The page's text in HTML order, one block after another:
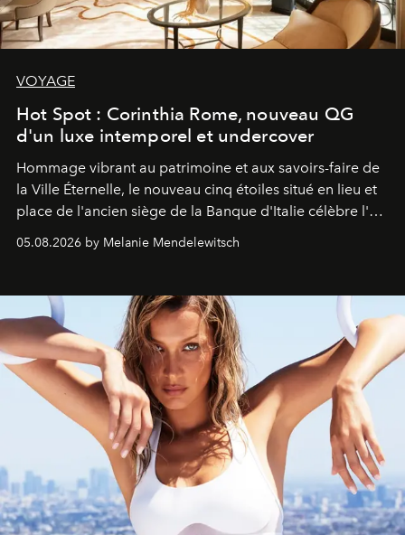
VOYAGE
Hot Spot : Corinthia Rome, nouveau QG
d'un luxe intemporel et undercover
Hommage vibrant au patrimoine et aux savoirs-faire de
la Ville Éternelle, le nouveau cinq étoiles situé en lieu et
place de l'ancien siège de la Banque d'Italie célèbre l'art
05.08.2026 by Melanie Mendelewitsch